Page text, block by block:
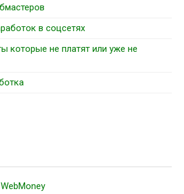
в соцсетях
которые не платят или уже не